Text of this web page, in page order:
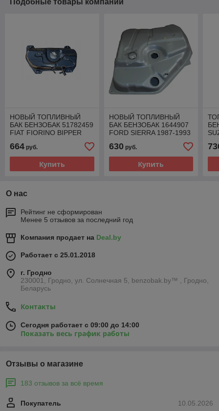
НОВЫЙ ТОПЛИВНЫЙ
БАК БЕНЗОБАК 51782459
FIAT FIORINO BIPPER
664 руб.
Купить
НОВЫЙ ТОПЛИВНЫЙ
БАК БЕНЗОБАК 1644907
FORD SIERRA 1987-1993
630руб.
Купить
О нас
Рейтинг не сформирован
Менее 5 отзывов за последний год
Компания продает на Deal.by
Работает с 25.01.2018
г. Гродно
230001, Гродно, ул. Солнечная 5, benzobak.by™ , Гродно,
Беларусь
Контакты
Сегодня работает с 09:00 до 14:00
Показать весь график работы
Отзывы о магазине
183 отзывов за всё время
10.05.2026
Покупатель